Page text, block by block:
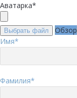
Аватарка*
Выбрать файл
Обзор
Имя*
Фамилия*